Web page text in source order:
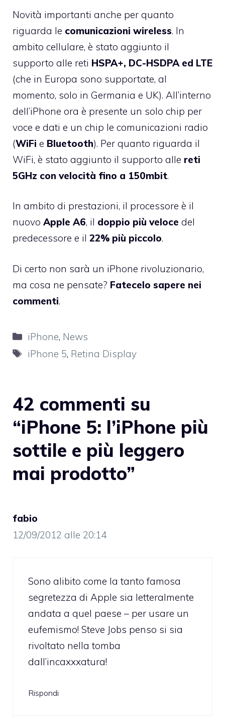
Novità importanti anche per quanto
riguarda le comunicazioni wireless. In
ambito cellulare, è stato aggiunto il
supporto alle reti HSPA+, DC-HSDPA ed LTE
(che in Europa sono supportate, al
momento, solo in Germania e UK). All’interno
dell’iPhone ora è presente un solo chip per
voce e dati e un chip le comunicazioni radio
(WiFi e Bluetooth). Per quanto riguarda il
WiFi, è stato aggiunto il supporto alle reti
5GHz con velocità fino a 150mbit.
In ambito di prestazioni, il processore è il
nuovo Apple A6, il doppio più veloce del
predecessore e il 22% più piccolo.
Di certo non sarà un iPhone rivoluzionario,
ma cosa ne pensate? Fatecelo sapere nei
commenti.
Categorie
iPhone, News
Tag
iPhone 5, Retina Display
42 commenti su
“iPhone 5: l’iPhone più
sottile e più leggero
mai prodotto”
fabio
12/09/2012 alle 20:14
Sono alibito come la tanto famosa
segretezza di Apple sia letteralmente
andata a quel paese – per usare un
eufemismo! Steve Jobs penso si sia
rivoltato nella tomba
dall’incaxxxatura!
Rispondi